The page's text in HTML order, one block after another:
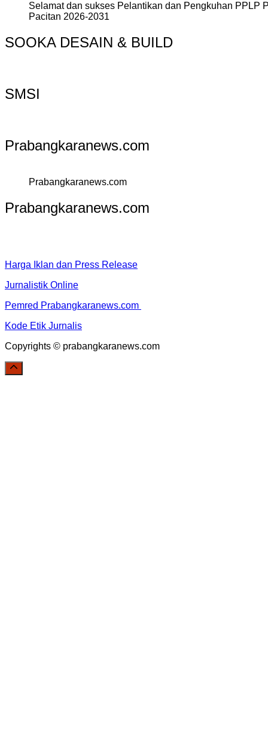
Selamat dan sukses Pelantikan dan Pengkuhan PPLP
Pacitan 2026-2031
SOOKA DESAIN & BUILD
SMSI
Prabangkaranews.com
Prabangkaranews.com
Prabangkaranews.com
Harga Iklan dan Press Release
Jurnalistik Online
Pemred Prabangkaranews.com
Kode Etik Jurnalis
Copyrights © prabangkaranews.com